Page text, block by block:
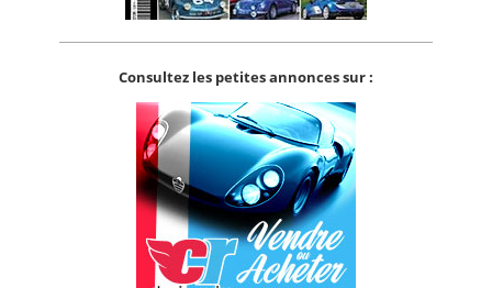
Consultez les petites annonces sur :